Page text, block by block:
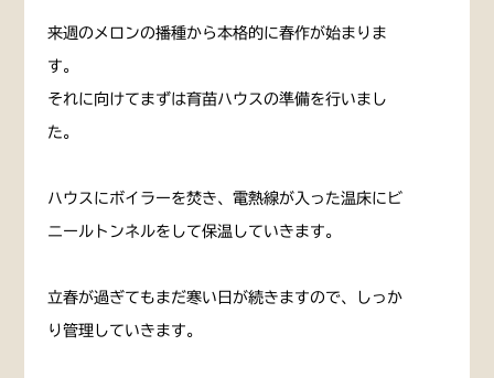
来週のメロンの播種から本格的に春作が始まりま
す。
それに向けてまずは育苗ハウスの準備を行いまし
た。
ハウスにボイラーを焚き、電熱線が入った温床にビ
ニールトンネルをして保温していきます。
立春が過ぎてもまだ寒い日が続きますので、しっか
り管理していきます。